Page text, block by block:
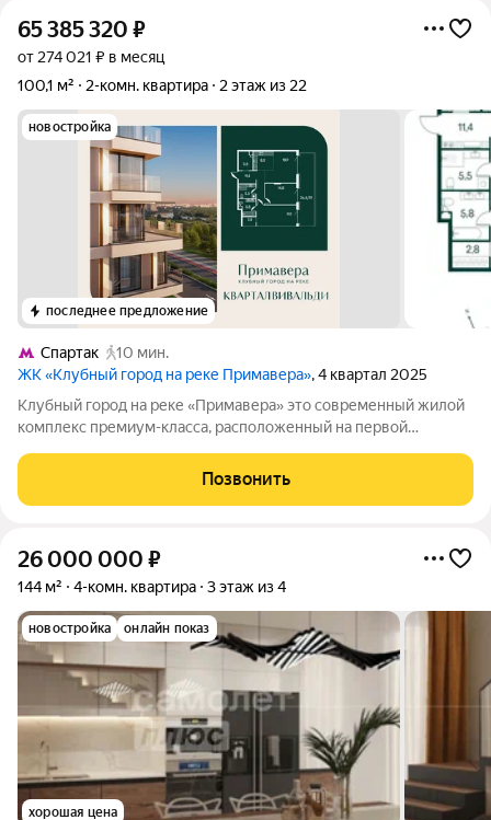
65 385 320 ₽
от 274 021 ₽ в месяц
100,1 м²
2-комн. квартира 2 этаж из 22
новостройка
последнее предложение
Спартак
10 мин.
ЖК «Клубный город на реке Примавера», 4 квартал 2025
Клубный город на реке «Примавера» это современный жилой
комплекс премиум-класса, расположенный на первой
Покровское-Стрешнево. Под панорамными окнами квартир
находится собственный экопарк с
Позвонить
26 000 000 ₽
144 м² 4-комн. квартира 3 этаж из 4
новостройка онлайн показ
хорошая цена